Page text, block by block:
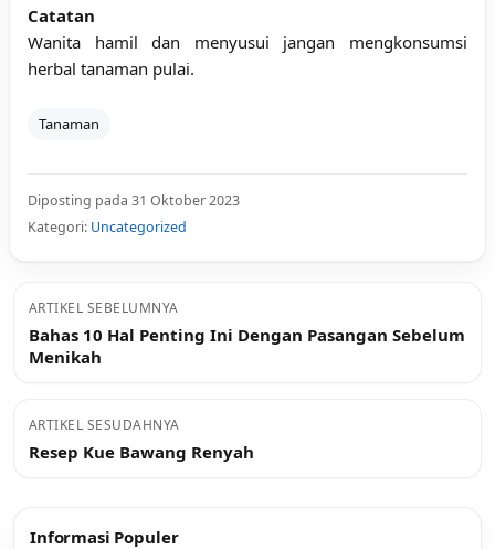
Catatan
Wanita hamil dan menyusui jangan mengkonsumsi
herbal tanaman pulai.
Tanaman
Diposting pada 31 Oktober 2023
Kategori: Uncategorized
ARTIKEL SEBELUMNYA
Bahas 10 Hal Penting Ini Dengan Pasangan Sebelum
Menikah
ARTIKEL SESUDAHNYA
Resep Kue Bawang Renyah
Informasi Populer